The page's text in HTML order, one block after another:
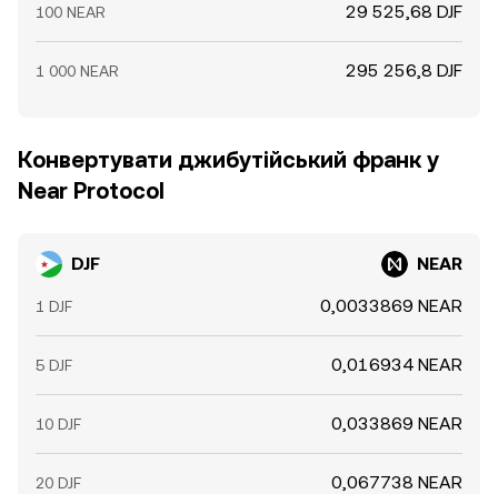
100 NEAR 29 525,68 DJF
1 000 NEAR 295 256,8 DJF
Конвертувати джибутійський франк у
Near Protocol
DJF NEAR
1 DJF 0,0033869 NEAR
5 DJF 0,016934 NEAR
10 DJF 0,033869 NEAR
20 DJF 0,067738 NEAR